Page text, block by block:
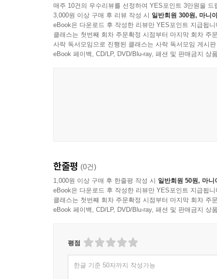
매주 10건의 우수리뷰를 선정하여 YES포인트 3만원을 드
3,000원 이상 구매 후 리뷰 작성 시 일반회원 300원, 마니
eBook은 다운로드 후 작성한 리뷰만 YES포인트 지급됩니
클래스는 첫번째 회차 주문확정 시점부터 마지막 회차 주
사락 독서모임으로 진행된 클래스는 사락 독서모임 게시
eBook 페이백, CD/LP, DVD/Blu-ray, 패션 및 판매금지 상
한줄평 (0건)
1,000원 이상 구매 후 한줄평 작성 시 일반회원 50원, 마니
eBook은 다운로드 후 작성한 리뷰만 YES포인트 지급됩니
클래스는 첫번째 회차 주문확정 시점부터 마지막 회차 주
eBook 페이백, CD/LP, DVD/Blu-ray, 패션 및 판매금지 상
평점
한글 기준 50자까지 작성가능